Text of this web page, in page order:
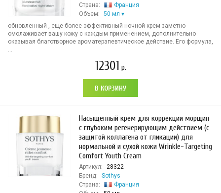
Страна:
Франция
Объем:
50 мл
обновленный , еще более эффективный ночной крем заметно
омолаживает вашу кожу с каждым применением, дополнительно
оказывая благотворное ароматерапевтическое действие. Его формула,
...
12301 р.
В КОРЗИНУ
Насыщенный крем для коррекции морщин
с глубоким регенерирующим действием (с
защитой коллагена от гликации) для
нормальной и сухой кожи Wrinkle-Targeting
Comfort Youth Cream
Артикул:
28322
Бренд:
Sothys
Страна:
Франция